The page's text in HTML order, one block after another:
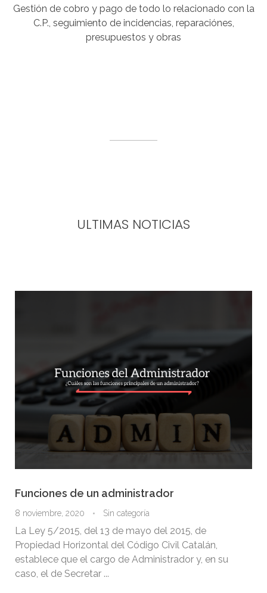
Gestión de cobro y pago de todo lo relacionado con la
C.P., seguimiento de incidencias, reparaciónes,
presupuestos y obras
ULTIMAS NOTICIAS
Funciones de un administrador
8 noviembre, 2020 Sin categoría
La Ley 5/2015, del 13 de mayo del 2015, de
Propiedad Horizontal del Código Civil Catalán,
establece que el cargo de Administrador y, en su
caso, el de Secretar ...